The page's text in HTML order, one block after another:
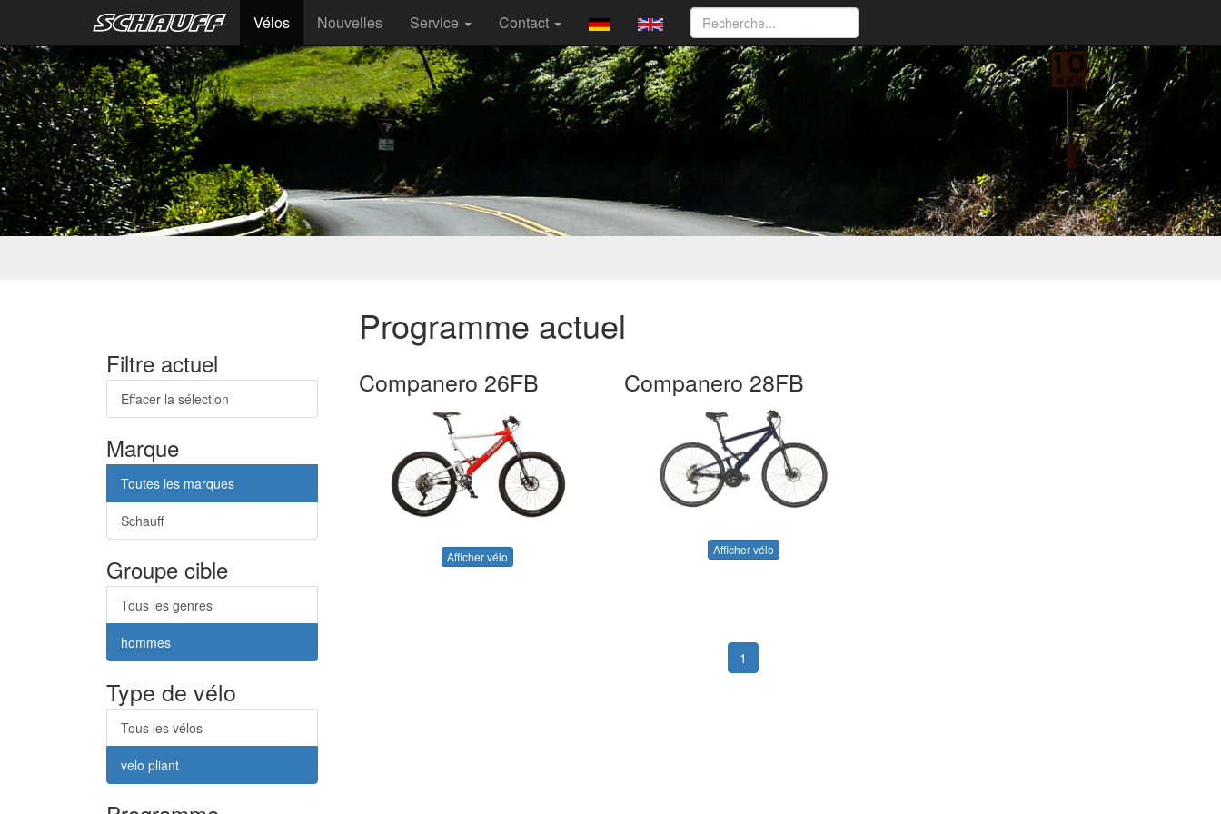
Vélos Nouvelles Service Contact
Programme actuel
Filtre actuel
Effacer la sélection
Marque
Toutes les marques
Schauff
Groupe cible
Tous les genres
hommes
Type de vélo
Tous les vélos
velo pliant
Companero 26FB
Afficher vélo
Companero 28FB
Afficher vélo
1